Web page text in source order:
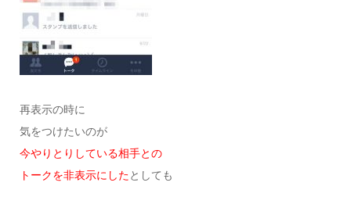
再表示の時に
気をつけたいのが
今やりとりしている相手との
トークを非表示にしたとしても